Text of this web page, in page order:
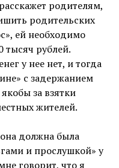
родителям,
родительских
ей необходимо
тысяч рублей.
у нее нет, и тогда
с задержанием
за взятки
жителей.
должна была
и прослушкой» у
говорит, что я